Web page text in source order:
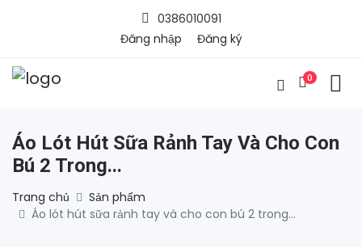
0386010091
Đăng nhập
Đăng ký
0
Áo Lót Hút Sữa Rảnh Tay Và Cho Con
Bú 2 Trong...
Trang chủ
Sản phẩm
Áo lót hút sữa rảnh tay và cho con bú 2 trong...